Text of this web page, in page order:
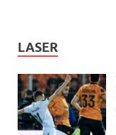
LASER